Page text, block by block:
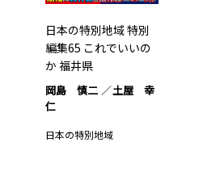
日本の特別地域 特別
編集65 これでいいの
か 福井県
岡島 慎二
土屋 幸
仁
日本の特別地域